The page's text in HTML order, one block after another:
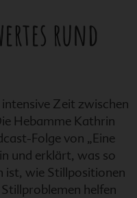
rund
Zeit zwischen
Hebamme Kathrin
Folge von „Eine
und erklärt, was so
ist, wie Stillpositionen
helfen